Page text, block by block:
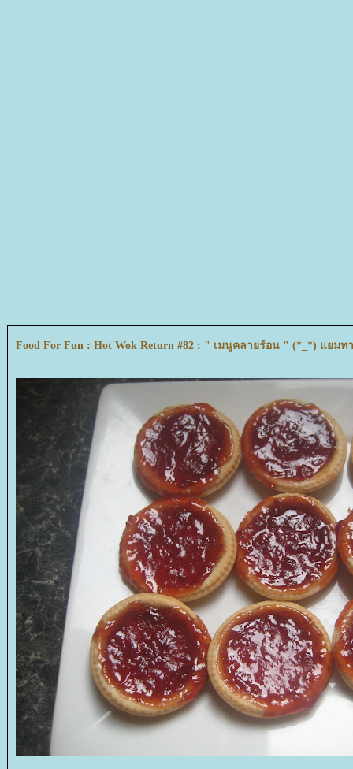
Food For Fun : Hot Wok Return #82 : " เมนูคลายร้อน " (*_*) แยมท